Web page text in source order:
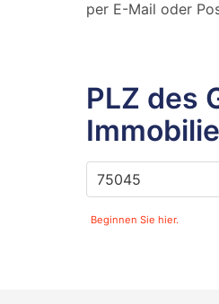
per E-Mail oder
PLZ des
Immobilie
Beginnen Sie hier.